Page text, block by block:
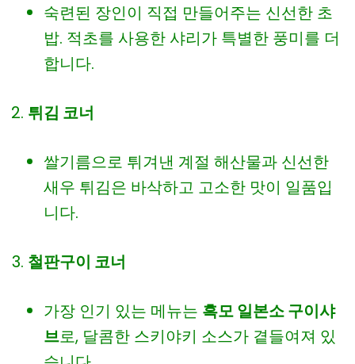
숙련된 장인이 직접 만들어주는 신선한 초
밥. 적초를 사용한 샤리가 특별한 풍미를 더
합니다.
튀김 코너
쌀기름으로 튀겨낸 계절 해산물과 신선한
새우 튀김은 바삭하고 고소한 맛이 일품입
니다.
철판구이 코너
가장 인기 있는 메뉴는 흑모 일본소 구이샤
브로, 달콤한 스키야키 소스가 곁들여져 있